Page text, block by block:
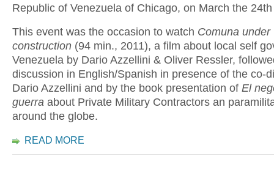
Republic of Venezuela of Chicago, on March the
This event was the occasion to watch Comuna under
construction (94 min., 2011), a film about local self
Venezuela by Dario Azzellini & Oliver Ressler,
discussion in English/Spanish in presence of the co-
Dario Azzellini and by the book presentation of El
guerra about Private Military Contractors an
around the globe.
READ MORE